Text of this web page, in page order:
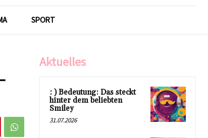
SPORT
Aktuelles
: ) Bedeutung: Das steckt
hinter dem beliebten
Smiley
31.07.2026